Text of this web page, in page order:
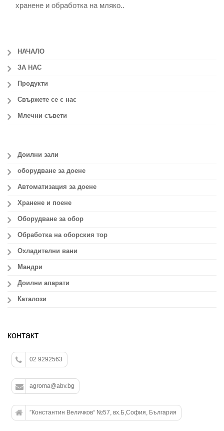
хранене и обработка на мляко..
НАЧАЛО
ЗА НАС
Продукти
Свържете се с нас
Млечни съвети
Доилни зали
оборудване за доене
Автоматизация за доене
Хранене и поене
Оборудване за обор
Обработка на оборския тор
Охладителни вани
Мандри
Доилни апарати
Каталози
контакт
02 9292563
agroma@abv.bg
”Константин Величков“ №57, вх.Б,София, България